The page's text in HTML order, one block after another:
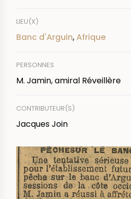
LIEU(X)
Banc d'Arguin,Afrique
PERSONNES
M. Jamin, amiral Réveillère
CONTRIBUTEUR(S)
Jacques Join
IMAGE